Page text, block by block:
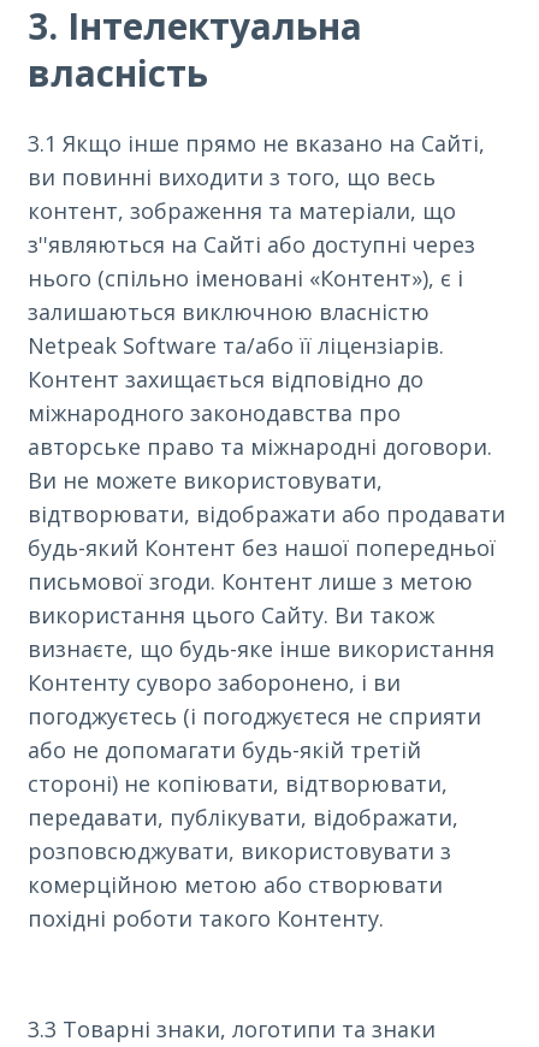
3. Інтелектуальна
власність
3.1 Якщо інше прямо не вказано на Сайті,
ви повинні виходити з того, що весь
контент, зображення та матеріали, що
з''являються на Сайті або доступні через
нього (спільно іменовані «Контент»), є і
залишаються виключною власністю
Netpeak Software та/або її ліцензіарів.
Контент захищається відповідно до
міжнародного законодавства про
авторське право та міжнародні договори.
Ви не можете використовувати,
відтворювати, відображати або продавати
будь-який Контент без нашої попередньої
письмової згоди. Контент лише з метою
використання цього Сайту. Ви також
визнаєте, що будь-яке інше використання
Контенту суворо заборонено, і ви
погоджуєтесь (і погоджуєтеся не сприяти
або не допомагати будь-якій третій
стороні) не копіювати, відтворювати,
передавати, публікувати, відображати,
розповсюджувати, використовувати з
комерційною метою або створювати
похідні роботи такого Контенту.
3.3 Товарні знаки, логотипи та знаки